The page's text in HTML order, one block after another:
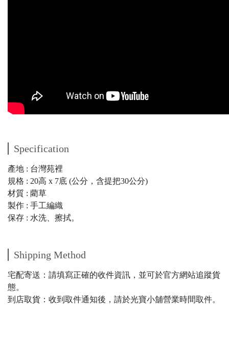
Specification
產地 : 台灣苑裡
規格 : 20高 x 7底 (公分，含提把30公分)
材質 : 藺草
製作 : 手工編織
保存 : 水洗、擦拭。
Shipping Method
宅配寄送：請填寫正確的收件資訊，並可於官方網站追蹤貨
態。
到店取貨：收到取件通知後，請於光寶小舖營業時間取件。